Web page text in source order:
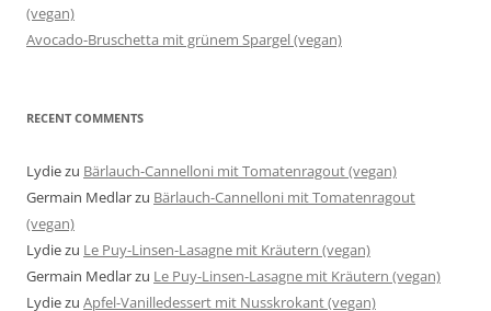
(vegan)
Avocado-Bruschetta mit grünem Spargel (vegan)
RECENT COMMENTS
Lydiezu Bärlauch-Cannelloni mit Tomatenragout (vegan)
Germain Medlarzu Bärlauch-Cannelloni mit Tomatenragout
(vegan)
Lydiezu Le Puy-Linsen-Lasagne mit Kräutern (vegan)
Germain Medlarzu Le Puy-Linsen-Lasagne mit Kräutern (vegan)
Lydiezu Apfel-Vanilledessert mit Nusskrokant (vegan)